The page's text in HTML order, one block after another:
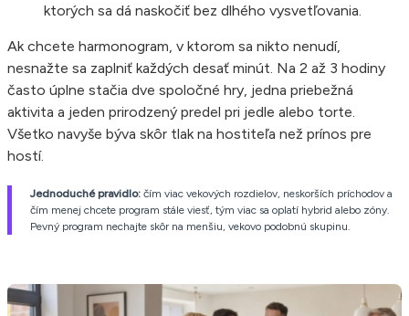
ktorých sa dá naskočiť bez dlhého vysvetľovania.
Ak chcete harmonogram, v ktorom sa nikto nenudí,
nesnažte sa zaplniť každých desať minút. Na 2 až 3 hodiny
často úplne stačia dve spoločné hry, jedna priebežná
aktivita a jeden prirodzený predel pri jedle alebo torte.
Všetko navyše býva skôr tlak na hostiteľa než prínos pre
hostí.
Jednoduché pravidlo: čím viac vekových rozdielov, neskorších príchodov a
čím menej chcete program stále viesť, tým viac sa oplatí hybrid alebo zóny.
Pevný program nechajte skôr na menšiu, vekovo podobnú skupinu.